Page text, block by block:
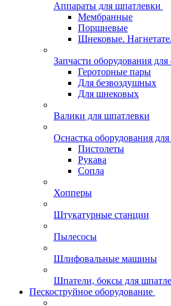
Аппараты для шпатлевки
Мембранные
Поршневые
Шнековые.
Запчасти оборудования для
Героторные пары
Для безвоздушных
Для шнековых
Валики для шпатлевки
Оснастка оборудования для
Пистолеты
Рукава
Сопла
Хопперы
Штукатурные станции
Пылесосы
Шлифовальные машины
Шпатели, боксы для
Пескоструйное оборудование